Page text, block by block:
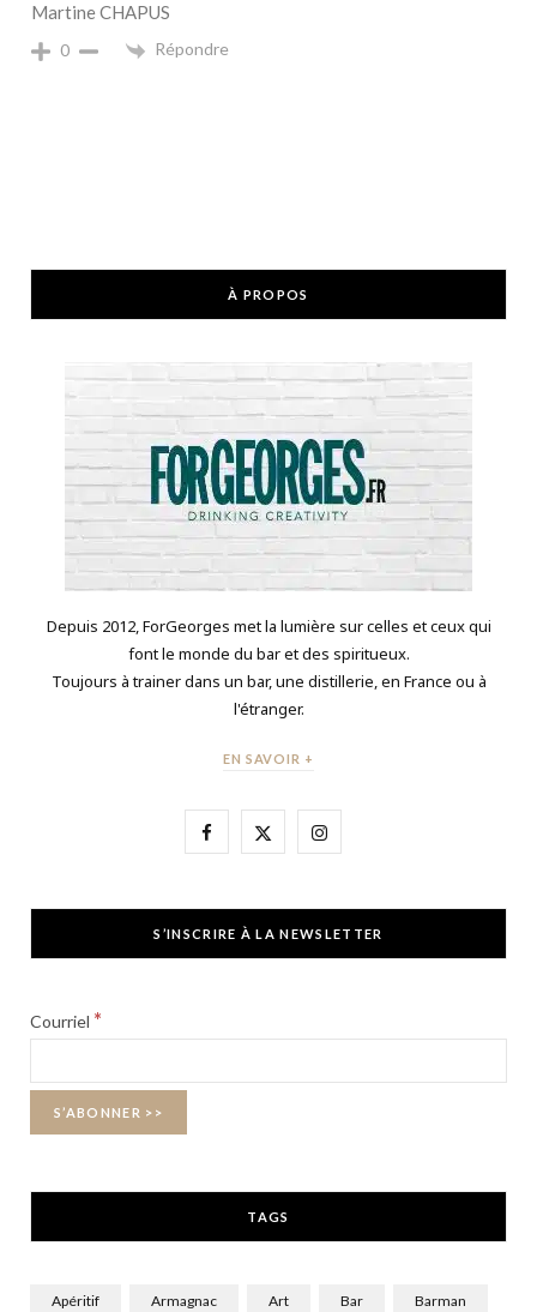
Martine CHAPUS
0 Répondre
À PROPOS
Depuis 2012, ForGeorges met la lumière sur celles et ceux qui
font le monde du bar et des spiritueux.
Toujours à trainer dans un bar, une distillerie, en France ou à
l'étranger.
EN SAVOIR +
F
e
X
w
I
t
S’INSCRIRE À LA NEWSLETTER
Courriel *
TAGS
Apéritif Armagnac Art Bar Barman